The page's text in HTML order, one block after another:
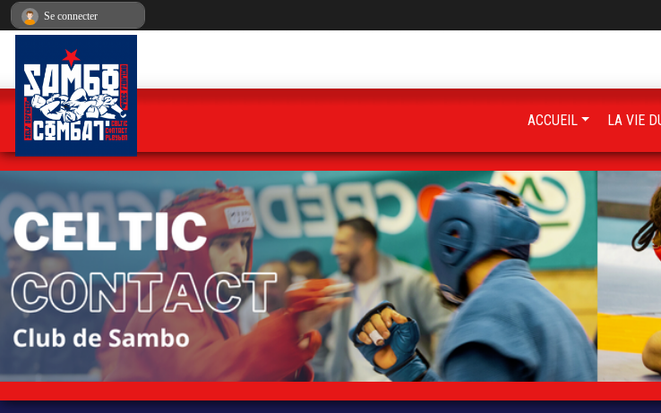
ACCUEIL LA VIE
Se connecter
Panneau de gestion des cookies